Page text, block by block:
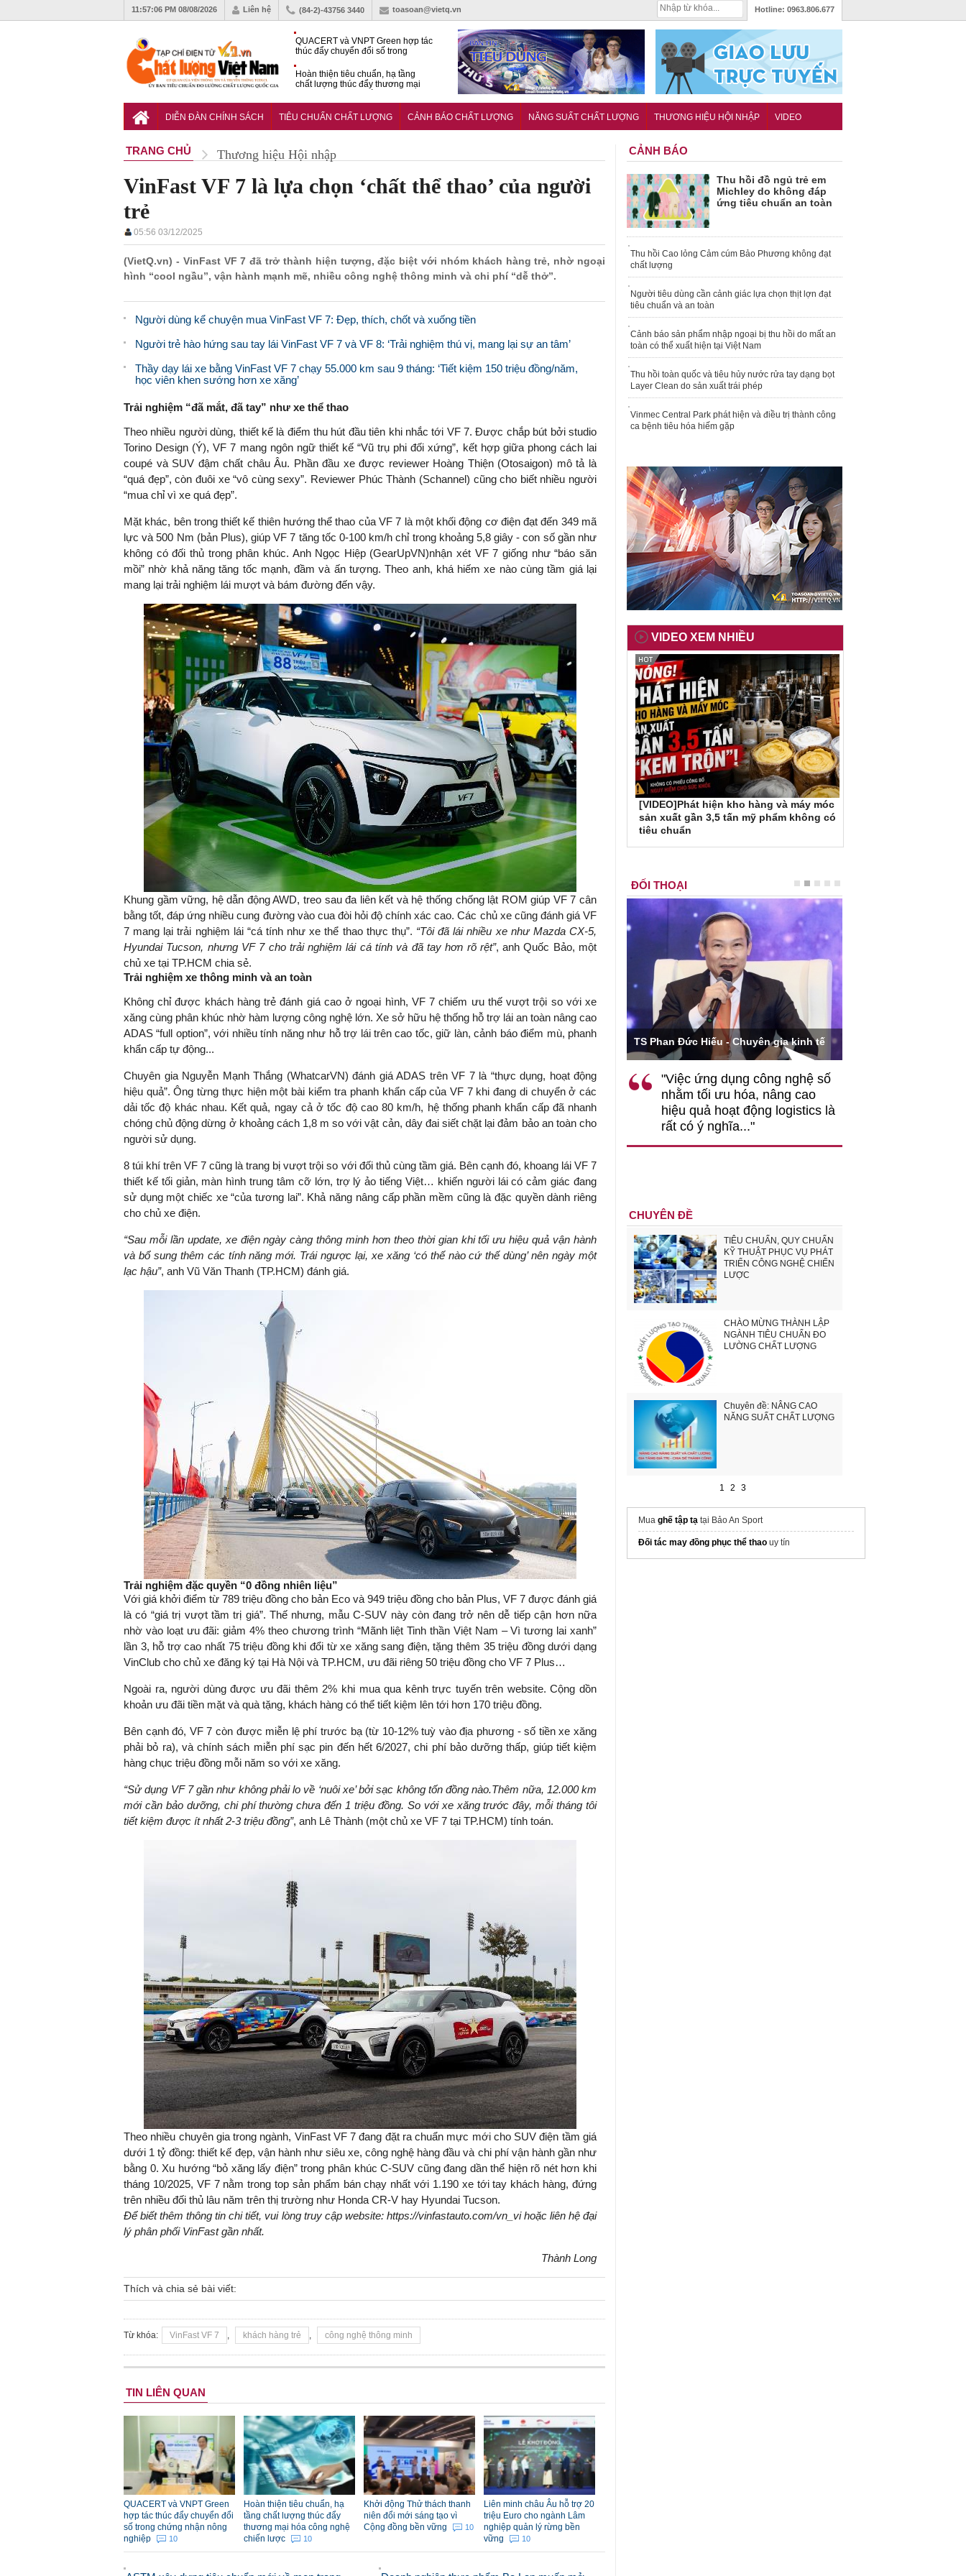
11:57:07 PM 08/08/2026 Liên hệ (84-2)-43756 3440 toasoan@vietq.vn Hotline: 0963.806.677
QUACERT và VNPT Green hợp tác
thúc đẩy chuyển đổi số trong
Hoàn thiện tiêu chuẩn, hạ tầng
chất lượng thúc đẩy thương mại
nghiền di động
DIỄN ĐÀN CHÍNH SÁCH TIÊU CHUẨN CHẤT LƯỢNG CẢNH BÁO CHẤT LƯỢNG NĂNG SUẤT CHẤT LƯỢNG THƯƠNG HIỆU HỘI NHẬP VIDEO
TRANG CHỦ Thương hiệu Hội nhập
VinFast VF 7 là lựa chọn ‘chất thể thao’ của người
trẻ
05:56 03/12/2025
(VietQ.vn) - VinFast VF 7 đã trở thành hiện tượng, đặc biệt với nhóm khách hàng trẻ, nhờ ngoại
hình “cool ngầu”, vận hành mạnh mẽ, nhiều công nghệ thông minh và chi phí “dễ thở”.
Người dùng kể chuyện mua VinFast VF 7: Đẹp, thích, chốt và xuống tiền
Người trẻ hào hứng sau tay lái VinFast VF 7 và VF 8: ‘Trải nghiệm thú vị, mang lại sự an tâm’
Thầy dạy lái xe bằng VinFast VF 7 chạy 55.000 km sau 9 tháng: ‘Tiết kiệm 150 triệu đồng/năm,
học viên khen sướng hơn xe xăng’
Trải nghiệm “đã mắt, đã tay” như xe thể thao
Theo nhiều người dùng, thiết kế là điểm thu hút đầu tiên khi nhắc tới VF 7. Được chắp bút bởi studio
Torino Design (Ý), VF 7 mang ngôn ngữ thiết kế “Vũ trụ phi đối xứng”, kết hợp giữa phong cách lai
coupé và SUV đậm chất châu Âu. Phần đầu xe được reviewer Hoàng Thiện (Otosaigon) mô tả là
“quá đẹp”, còn đuôi xe “vô cùng sexy”. Reviewer Phúc Thành (Schannel) cũng cho biết nhiều người
“mua chỉ vì xe quá đẹp”.
Mặt khác, bên trong thiết kế thiên hướng thể thao của VF 7 là một khối động cơ điện đạt đến 349 mã
lực và 500 Nm (bản Plus), giúp VF 7 tăng tốc 0-100 km/h chỉ trong khoảng 5,8 giây - con số gần như
không có đối thủ trong phân khúc. Anh Ngọc Hiệp (GearUpVN)nhận xét VF 7 giống như “báo săn
mồi” nhờ khả năng tăng tốc mạnh, đầm và ấn tượng. Theo anh, khá hiếm xe nào cùng tầm giá lại
mang lại trải nghiệm lái mượt và bám đường đến vậy.
Khung gầm vững, hệ dẫn động AWD, treo sau đa liên kết và hệ thống chống lật ROM giúp VF 7 cân
bằng tốt, đáp ứng nhiều cung đường vào cua đòi hỏi độ chính xác cao. Các chủ xe cũng đánh giá VF
7 mang lại trải nghiệm lái “cá tính như xe thể thao thực thụ”. “Tôi đã lái nhiều xe như MazdaCX-5,
Hyundai Tucson, nhưng VF 7 cho trải nghiệm lái cá tính và đã tay hơn rõ rệt”, anh Quốc Bảo, một
chủ xe tại TP.HCM chia sẻ.
Trải nghiệm xe thông minh và an toàn
Không chỉ được khách hàng trẻ đánh giá cao ở ngoại hình, VF 7 chiếm ưu thế vượt trội so với xe
xăng cùng phân khúc nhờ hàm lượng công nghệ lớn. Xe sở hữu hệ thống hỗ trợ lái an toàn nâng cao
ADAS “full option”, với nhiều tính năng như hỗ trợ lái trên cao tốc, giữ làn, cảnh báo điểm mù, phanh
khẩn cấp tự động...
Chuyên gia Nguyễn Mạnh Thắng (WhatcarVN) đánh giá ADAS trên VF 7 là “thực dụng, hoạt động
hiệu quả”. Ông từng thực hiện một bài kiểm tra phanh khẩn cấp của VF 7 khi đang di chuyển ở các
dải tốc độ khác nhau. Kết quả, ngay cả ở tốc độ cao 80 km/h, hệ thống phanh khẩn cấp đã nhanh
chóng chủ động dừng ở khoảng cách 1,8 m so với vật cản, dây đai siết chặt lại đảm bảo an toàn cho
người sử dụng.
8 túi khí trên VF 7 cũng là trang bị vượt trội so với đối thủ cùng tầm giá. Bên cạnh đó, khoang lái VF 7
thiết kế tối giản, màn hình trung tâm cỡ lớn, trợ lý ảo tiếng Việt… khiến người lái có cảm giác đang
sử dụng một chiếc xe “của tương lai”. Khả năng nâng cấp phần mềm cũng là đặc quyền dành riêng
cho chủ xe điện.
“Sau mỗi lần update, xe điện ngày càng thông minh hơn theo thời gian khi tối ưu hiệu quả vận hành
và bổ sung thêm các tính năng mới. Trái ngược lại, xe xăng ‘có thế nào cứ thế dùng’nên ngày một
lạc hậu”, anh Vũ Văn Thanh (TP.HCM) đánh giá.
Trải nghiệm đặc quyền “0 đồng nhiên liệu”
Với giá khởi điểm từ 789 triệu đồng cho bản Eco và 949 triệu đồng cho bản Plus, VF 7 được đánh giá
là có “giá trị vượt tầm trị giá”. Thế nhưng, mẫu C-SUV này còn đang trở nên dễ tiếp cận hơn nữa
nhờ vào loạt ưu đãi: giảm 4% theo chương trình “Mãnh liệt Tinh thần Việt Nam – Vì tương lai xanh”
lần 3, hỗ trợ cao nhất 75 triệu đồng khi đổi từ xe xăng sang điện, tặng thêm 35 triệu đồng dưới dạng
VinClub cho chủ xe đăng ký tại Hà Nội và TP.HCM, ưu đãi riêng 50 triệu đồng cho VF 7 Plus…
Ngoài ra, người dùng được ưu đãi thêm 2% khi mua qua kênh trực tuyến trên website. Cộng dồn
khoản ưu đãi tiền mặt và quà tặng, khách hàng có thể tiết kiệm lên tới hơn 170 triệu đồng.
Bên cạnh đó, VF 7 còn được miễn lệ phí trước bạ (từ 10-12% tuỳ vào địa phương - số tiền xe xăng
phải bỏ ra), và chính sách miễn phí sạc pin đến hết 6/2027, chi phí bảo dưỡng thấp, giúp tiết kiệm
hàng chục triệu đồng mỗi năm so với xe xăng.
“Sử dụng VF 7gần như không phải lo về ‘nuôi xe’bởi sạc không tốn đồng nào.Thêm nữa, 12.000km
mới cần bảo dưỡng, chi phí thường chưa đến 1 triệu đồng. So với xe xăng trước đây, mỗi tháng tôi
tiết kiệm được ít nhất 2-3triệu đồng”, anh Lê Thành (một chủ xe VF 7 tại TP.HCM) tính toán.
Theo nhiều chuyên gia trong ngành, VinFast VF 7 đang đặt ra chuẩn mực mới cho SUV điện tầm giá
dưới 1 tỷ đồng: thiết kế đẹp, vận hành như siêu xe, công nghệ hàng đầu và chi phí vận hành gần như
bằng 0. Xu hướng “bỏ xăng lấy điện” trong phân khúc C-SUV cũng đang dần thể hiện rõ nét hơn khi
tháng 10/2025, VF 7 nằm trong top sản phẩm bán chạy nhất với 1.190 xe tới tay khách hàng, đứng
trên nhiều đối thủ lâu năm trên thị trường như Honda CR-V hay Hyundai Tucson.
Để biết thêm thông tin chi tiết, vui lòng truy cập website: https://vinfastauto.com/vn_vi hoặc liên hệ đại
lý phân phối VinFast gần nhất.
Thành Long
Thích và chia sẻ bài viết:
Từ khóa: VinFast VF 7 , khách hàng trẻ , công nghệ thông minh
TIN LIÊN QUAN
QUACERT và VNPT Green
hợp tác thúc đẩy chuyển đổi
số trong chứng nhận nông
nghiệp
10
Hoàn thiện tiêu chuẩn, hạ
tầng chất lượng thúc đẩy
thương mại hóa công nghệ
chiến lược
10
Khởi động Thử thách thanh
niên đổi mới sáng tạo vì
Cộng đồng bền vững
10
Liên minh châu Âu hỗ trợ 20
triệu Euro cho ngành Lâm
nghiệp quản lý rừng bền
vững
10
CẢNH BÁO
Thu hồi đồ ngủ trẻ em
Michley do không đáp
ứng tiêu chuẩn an toàn
Thu hồi Cao lỏng Cảm cúm Bảo Phương không đạt
chất lượng
Người tiêu dùng cần cảnh giác lựa chọn thịt lợn đạt
tiêu chuẩn và an toàn
Cảnh báo sản phẩm nhập ngoại bị thu hồi do mất an
toàn có thể xuất hiện tại Việt Nam
Thu hồi toàn quốc và tiêu hủy nước rửa tay dạng bọt
Layer Clean do sản xuất trái phép
Vinmec Central Park phát hiện và điều trị thành công
ca bệnh tiêu hóa hiếm gặp
VIDEO XEM NHIỀU
[VIDEO]Phát hiện kho hàng và máy móc
sản xuất gần 3,5 tấn mỹ phẩm không có
tiêu chuẩn
ĐỐI THOẠI
TS. Nguyễn Đức Độ - Phó Viện trưởng
Viện Kinh tế Tài chính
"Có rất nhiều việc phải làm
ngay từ bây giờ và trên thực tế
đang được tiến hành như tăng
đầu tư cho khoa học công
khuyến khích đổi mới sáng tạo,
khởi nghiệp..."
Việc sử dụng hiệu quả chính
sách tài khóa không chỉ mang ý
nghĩa hỗ trợ ngắn hạn mà còn
đóng vai trò tạo nền tảng cho
TS Phan Đức Hiếu - Chuyên gia kinh tế
"Việc ứng dụng công nghệ số
nhằm tối ưu hóa, nâng cao
hiệu quả hoạt động logistics là
rất có ý nghĩa..."
CHUYÊN ĐỀ
TIÊU CHUẨN, QUY CHUẨN
KỸ THUẬT PHỤC VỤ PHÁT
TRIỂN CÔNG NGHỆ CHIẾN
LƯỢC
CHÀO MỪNG THÀNH LẬP
NGÀNH TIÊU CHUẨN ĐO
LƯỜNG CHẤT LƯỢNG
Chuyên đề: NÂNG CAO
NĂNG SUẤT CHẤT LƯỢNG
1 2 3
Mua ghế tập tạ tại Bảo An Sport
Đối tác may đồng phục thể thao uy tín